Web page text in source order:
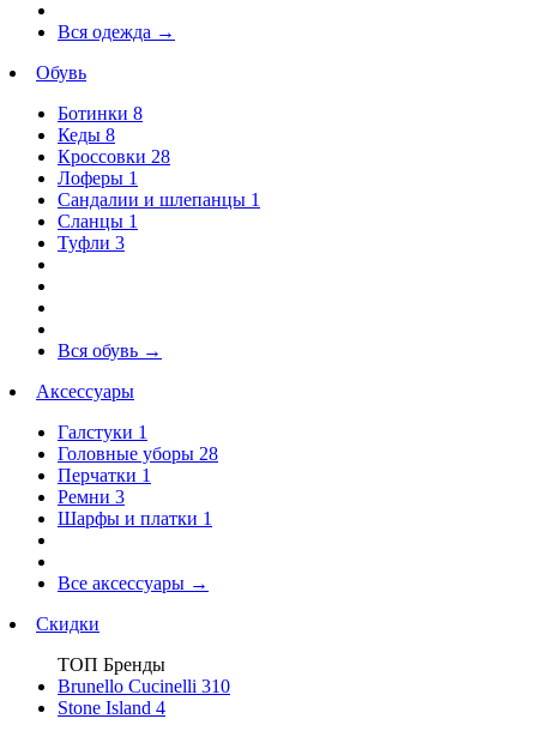
Вся одежда →
Обувь
Ботинки 8
Кеды 8
Кроссовки 28
Лоферы 1
Сандалии и шлепанцы 1
Сланцы 1
Туфли 3
Вся обувь →
Аксессуары
Галстуки 1
Головные уборы 28
Перчатки 1
Ремни 3
Шарфы и платки 1
Все аксессуары →
Скидки
ТОП Бренды
Brunello Cucinelli 310
Stone Island 4